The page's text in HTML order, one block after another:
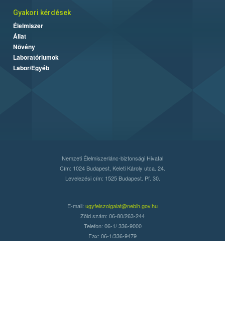
Gyakori kérdések
Élelmiszer
Állat
Növény
Laboratóriumok
Labor/Egyéb
Nemzeti Élelmiszerlánc-biztonsági Hivatal
Cím: 1024 Budapest, Keleti Károly utca. 24.
Levelezési cím: 1525 Budapest. Pf. 30.
E-mail: ugyfelszolgalat@nebih.gov.hu
Zöld szám: 06-80/263-244
Telefon: 06-1/ 336-9000
Fax: 06-1/336-9479